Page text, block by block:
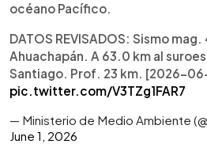
océano Pacífico.
DATOS REVISADOS: Sismo
Ahuachapán. A 63.0 km al
Santiago. Prof. 23 km. [2026-
pic.twitter.com/V3TZg1FAR7
— Ministerio de Medio Ambiente
June 1, 2026